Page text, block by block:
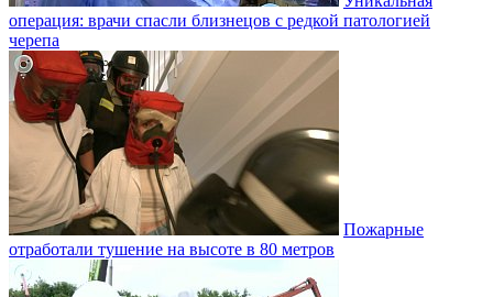
операция: врачи спасли близнецов с редкой патологией
черепа
Пожарные
отработали тушение на высоте в 80 метров